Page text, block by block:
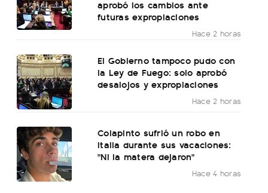
aprobó los cambios ante
futuras expropiaciones
Hace 2 horas
El Gobierno tampoco pudo con
la Ley de Fuego: solo aprobó
desalojos y expropiaciones
Hace 2 horas
Colapinto sufrió un robo en
Italia durante sus vacaciones:
"Ni la matera dejaron"
Hace 4 horas